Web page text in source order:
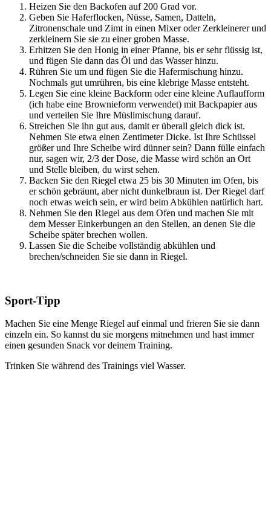
Heizen Sie den Backofen auf 200 Grad vor.
Geben Sie Haferflocken, Nüsse, Samen, Datteln,
Zitronenschale und Zimt in einen Mixer oder Zerkleinerer und
zerkleinern Sie sie zu einer groben Masse.
Erhitzen Sie den Honig in einer Pfanne, bis er sehr flüssig ist,
und fügen Sie dann das Öl und das Wasser hinzu.
Rühren Sie um und fügen Sie die Hafermischung hinzu.
Nochmals gut umrühren, bis eine klebrige Masse entsteht.
Legen Sie eine kleine Backform oder eine kleine Auflaufform
(ich habe eine Brownieform verwendet) mit Backpapier aus
und verteilen Sie Ihre Müslimischung darauf.
Streichen Sie ihn gut aus, damit er überall gleich dick ist.
Nehmen Sie etwa einen Zentimeter Dicke. Ist Ihre Schüssel
größer und Ihre Scheibe wird dünner sein? Dann fülle einfach
nur, sagen wir, 2/3 der Dose, die Masse wird schön an Ort
und Stelle bleiben, du wirst sehen.
Backen Sie den Riegel etwa 25 bis 30 Minuten im Ofen, bis
er schön gebräunt, aber nicht dunkelbraun ist. Der Riegel darf
noch etwas weich sein, er wird beim Abkühlen natürlich hart.
Nehmen Sie den Riegel aus dem Ofen und machen Sie mit
dem Messer Einkerbungen an den Stellen, an denen Sie die
Scheibe später brechen wollen.
Lassen Sie die Scheibe vollständig abkühlen und
brechen/schneiden Sie sie dann in Riegel.
Sport-Tipp
Machen Sie eine Menge Riegel auf einmal und frieren Sie sie dann
einzeln ein. So kannst du sie morgens mitnehmen und hast immer
einen gesunden Snack vor deinem Training.
Trinken Sie während des Trainings viel Wasser.